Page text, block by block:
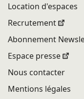
Location d'espaces
Recrutement
Abonnement
Espace presse
Nous contacter
Mentions légales